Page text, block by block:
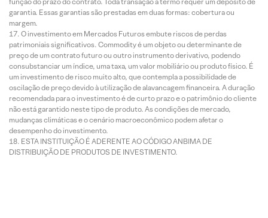
garantia. Essas garantias são prestadas em duas formas: cobertura ou
margem.
O investimento em Mercados Futuros embute riscos de perdas
patrimoniais significativos. Commodity é um objeto ou determinante de
preço de um contrato futuro ou outro instrumento derivativo, podendo
consubstanciar um índice, uma taxa, um valor mobiliário ou produto físico. É
um investimento de risco muito alto, que contempla a possibilidade de
oscilação de preço devido à utilização de alavancagem financeira. A duração
recomendada para o investimento é de curto prazo e o patrimônio do cliente
não está garantido neste tipo de produto. As condições de mercado,
mudanças climáticas e o cenário macroeconômico podem afetar o
desempenho do investimento.
ESTA INSTITUIÇÃO É ADERENTE AO CÓDIGO ANBIMA DE
DISTRIBUIÇÃO DE PRODUTOS DE INVESTIMENTO.